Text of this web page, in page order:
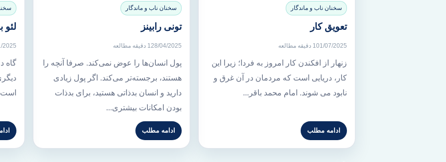
سخنان ناب و ماندگار
تعویق کار
01/07/20251 دقیقه مطالعه
زنهار از افکندن کار امروز به فردا؛ زیرا این
کار، دریایی است که مردمان در آن غرق و
نابود می شوند. امام محمد باقر...
ادامه مطلب
سخنان ناب و ماندگار
تونی رابینز
28/04/2025 1 دقیقه مطالعه
پول انسان‌ها را عوض نمی‌کند. صرفا آنچه را
هستند، برجسته‌تر می‌کند. اگر پول زیادی
دارید و انسان بدذاتی هستید، برای بدذات
بودن امکانات بیشتری...
ادامه مطلب
لئو
2025
گاه